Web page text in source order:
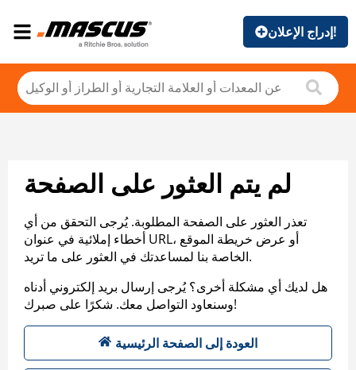
إدراج الإعلان!
لم يتم العثور على الصفحة
تعذر العثور على الصفحة المطلوبة. يُرجى التحقق من أي
أخطاء إملائية في عنوان URL، أو عرض خريطة الموقع
الخاصة بنا لمساعدتك في العثور على ما تريد.
هل لديك أي مشكلة أخرى؟ يُرجى إرسال بريد إلكتروني أدناه
وسنعاود التواصل معك. شكرًا على صبرك!
العودة إلى الصفحة الرئيسية